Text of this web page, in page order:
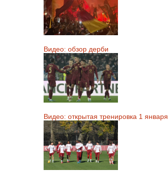
Видео: обзор дерби
Видео: открытая тренировка 1 января